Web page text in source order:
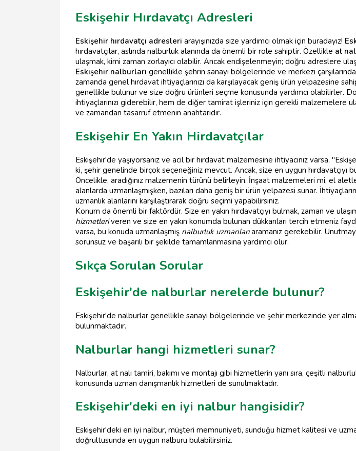
Eskişehir Hırdavatçı Adresleri
Eskişehir hırdavatçı adresleri arayışınızda size yardımcı olmak için buradayız!
hırdavatçılar, aslında nalburluk alanında da önemli bir role sahiptir. Özellikle at
ulaşmak, kimi zaman zorlayıcı olabilir. Ancak endişelenmeyin; doğru adreslere
Eskişehir nalburları genellikle şehrin sanayi bölgelerinde ve merkezi
zamanda genel hırdavat ihtiyaçlarınızı da karşılayacak geniş ürün yelpazesine
genellikle bulunur ve size doğru ürünleri seçme konusunda yardımcı olabilirler.
ihtiyaçlarınızı giderebilir, hem de diğer tamirat işleriniz için gerekli malzemelere
ve zamandan tasarruf etmenin anahtarıdır.
Eskişehir En Yakın Hirdavatçılar
Eskişehir'de yaşıyorsanız ve acil bir hırdavat malzemesine ihtiyacınız varsa,
ki, şehir genelinde birçok seçeneğiniz mevcut. Ancak, size en uygun
Öncelikle, aradığınız malzemenin türünü belirleyin. İnşaat malzemeleri mi, el
alanlarda uzmanlaşmışken, bazıları daha geniş bir ürün yelpazesi sunar.
uzmanlık alanlarını karşılaştırarak doğru seçimi yapabilirsiniz.
Konum da önemli bir faktördür. Size en yakın hırdavatçıyı bulmak, zaman ve
hizmetleriveren ve size en yakın konumda bulunan dükkanları tercih etmeniz
varsa, bu konuda uzmanlaşmış nalburluk uzmanlarıaramanız gerekebilir.
sorunsuz ve başarılı bir şekilde tamamlanmasına yardımcı olur.
Sıkça Sorulan Sorular
Eskişehir'de nalburlar nerelerde bulunur?
Eskişehir'de nalburlar genellikle sanayi bölgelerinde ve şehir merkezinde yer
bulunmaktadır.
Nalburlar hangi hizmetleri sunar?
Nalburlar, at nalı tamiri, bakımı ve montajı gibi hizmetlerin yanı sıra, çeşitli
konusunda uzman danışmanlık hizmetleri de sunulmaktadır.
Eskişehir'deki en iyi nalbur hangisidir?
Eskişehir'deki en iyi nalbur, müşteri memnuniyeti, sunduğu hizmet kalitesi ve
doğrultusunda en uygun nalburu bulabilirsiniz.